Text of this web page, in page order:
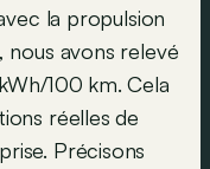
la propulsion
avons relevé
100 km. Cela
réelles de
Précisons